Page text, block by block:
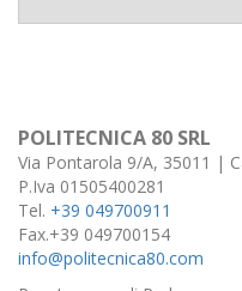
POLITECNICA 80 SRL
Via Pontarola 9/A, 35011 |
P.Iva 01505400281
Tel. +39 049700911
Fax.+39 049700154
info@politecnica80.com